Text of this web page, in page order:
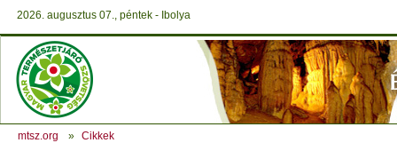
2026. augusztus 07., péntek - Ibolya
mtsz.org » Cikkek